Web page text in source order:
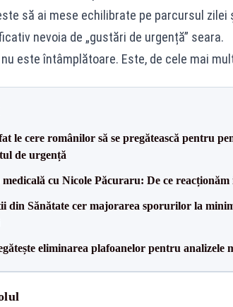
să ai mese echilibrate pe parcursul zilei
nevoia de „gustări de urgență” seara.
este întâmplătoare. Este, de cele mai
le cere românilor să se pregătească pentru
de urgență
cu Nicole Păcuraru: De ce
din Sănătate cer majorarea sporurilor la
eliminarea plafoanelor pentru analizele